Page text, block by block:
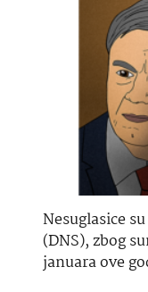
Nesuglasice
(DNS), zbog
januara ove